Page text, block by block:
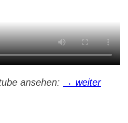
ansehen: → weiter